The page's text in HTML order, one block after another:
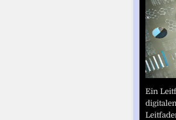
Ein